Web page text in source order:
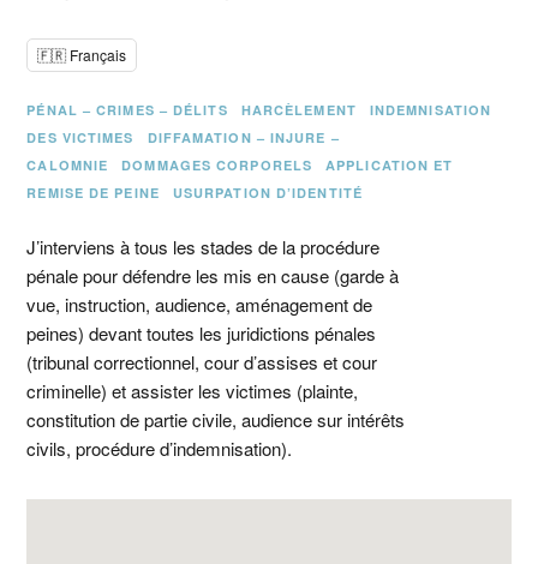
🇫🇷 Français
PÉNAL – CRIMES – DÉLITS HARCÈLEMENT
INDEMNISATION
DES VICTIMES
DIFFAMATION – INJURE –
CALOMNIE
DOMMAGES CORPORELS
APPLICATION ET
REMISE DE PEINE
USURPATION D’IDENTITÉ
J’interviens à tous les stades de la procédure
pénale pour défendre les mis en cause (garde à
vue, instruction, audience, aménagement de
peines) devant toutes les juridictions pénales
(tribunal correctionnel, cour d’assises et cour
criminelle) et assister les victimes (plainte,
constitution de partie civile, audience sur intérêts
civils, procédure d’indemnisation).